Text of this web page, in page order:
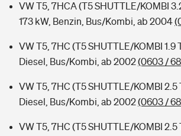
Kinderunfall-Check: Mehr Sicherheit für
Typklassen: So ist Ihr Auto eingestuft
VW T5, 7HCA (T5 SHUTTLE/KOMBI
173 kW, Benzin, Bus/Kombi, ab 2004
VW T5, 7HC (T5 SHUTTLE/KOMBI 1.9
Diesel, Bus/Kombi, ab 2002(0603 /
VW T5, 7HC (T5 SHUTTLE/KOMBI 2.5
Diesel, Bus/Kombi, ab 2002(0603 /
VW T5, 7HC (T5 SHUTTLE/KOMBI 2.5